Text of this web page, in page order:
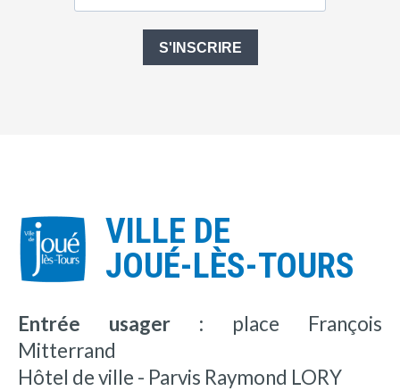
S'INSCRIRE
VILLE DE
JOUÉ-LÈS-TOURS
Entrée usager : place François
Mitterrand
Hôtel de ville - Parvis Raymond LORY